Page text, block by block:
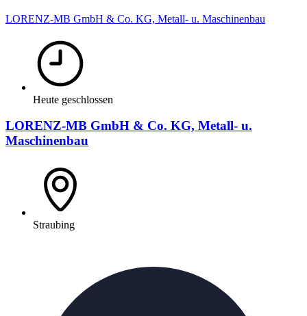
LORENZ-MB GmbH & Co. KG, Metall- u. Maschinenbau
Heute geschlossen
LORENZ-MB GmbH & Co. KG, Metall- u.
Maschinenbau
Straubing